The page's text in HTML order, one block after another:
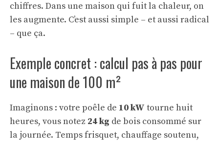
chiffres. Dans une maison qui fuit la chaleur, on
les augmente. C’est aussi simple – et aussi radical
– que ça.
Exemple concret : calcul pas à pas pour
une maison de 100 m²
Imaginons : votre poêle de 10 kW tourne huit
heures, vous notez 24 kg de bois consommé sur
la journée. Temps frisquet, chauffage soutenu,